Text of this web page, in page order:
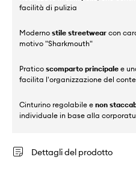
facilità di pulizia
Moderno stile streetwear con
motivo "Sharkmouth"
Pratico scomparto principale e
facilita l'organizzazione del
Cinturino regolabile e non
individuale in base alla
Dettagli del prodotto